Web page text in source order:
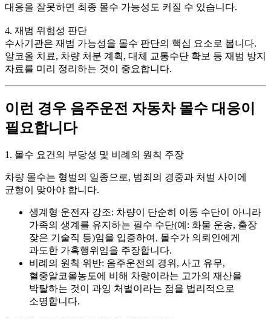
대응을 잘못하면 최종 몰수 가능성도 커질 수 있습니다.
4. 재범 위험성 판단
수사기관은 재범 가능성을 몰수 판단의 핵심 요소로 봅니다.
알코올 치료, 차량 처분 계획, 대체 교통수단 확보 등 재범 방지
자료를 미리 정리하는 것이 중요합니다.
이런 경우 음주운전 자동차 몰수 대응이
필요합니다
1. 몰수 요건의 부당성 및 비례의 원칙 주장
차량 몰수는 형벌의 일종으로, 범죄의 경중과 처벌 사이에
균형이 맞아야 합니다.
생계형 운전자 강조: 차량이 단순히 이동 수단이 아니라
가족의 생계를 유지하는 필수 수단(예: 화물 운송, 출장
잦은 기술직 등)임을 입증하여, 몰수가 의뢰인에게
과도한 가혹행위임을 주장합니다.
비례의 원칙 위반: 음주운전의 경위, 사고 유무,
혈중알코올농도에 비해 차량이라는 고가의 재산을
박탈하는 것이 과잉 처벌이라는 점을 법리적으로
소명합니다.